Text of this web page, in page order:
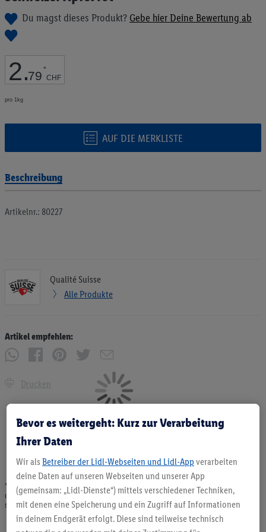
Du magst dieses Produkt? Gebe hier Deine Bewertung ab
2.79 *
CHF
pro 1kg
AUF DIE MERKLISTE
springen
Beschreibung
Artikelnr.: 80227
Qualité Suisse
Alle Produkte
Artikel empfehlen:
Drucken
* Angebote solange Vorrat. Abgabe nur in haushaltsüblichen Mengen. Verkauf
ohne Dekoration. Die hier beworbenen Produkte, vor allem NonFood-Produkte,
sind nicht alle dauerhaft im Sortiment. Abbildungen ähnlich.
Bevor es weitergeht: Kurz zur Verarbeitung
Ihrer Daten
Wir als Betreiber der Lidl-Webseiten und Lidl-App verarbeiten
deine Daten auf unseren Webseiten und unserer App
(gemeinsam: „Lidl-Dienste“) mittels verschiedener Techniken,
mit denen eine Speicherung und ein Zugriff auf Informationen
in deinem Endgerät erfolgt. Diese sind teilweise technisch